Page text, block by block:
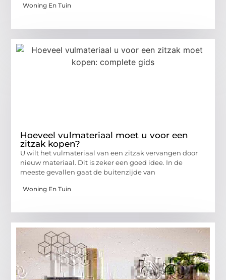
Woning En Tuin
Hoeveel vulmateriaal moet u voor een
zitzak kopen?
U wilt het vulmateriaal van een zitzak vervangen door
nieuw materiaal. Dit is zeker een goed idee. In de
meeste gevallen gaat de buitenzijde van
Woning En Tuin